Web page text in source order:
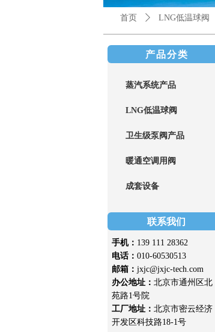
首页 ꄲ LNG低温球阀
产品分类
联系我们
蒸汽系统产品
LNG低温球阀
卫生级泵阀产品
暖通空调用阀
成套设备
手机： 139 111 28362
电话： 010-60530513
邮箱： jxjc@jxjc-tech.com
办公地址： 北京市通州区北
苑路1号院
工厂地址： 北京市密云经济
开发区科技路18-1号